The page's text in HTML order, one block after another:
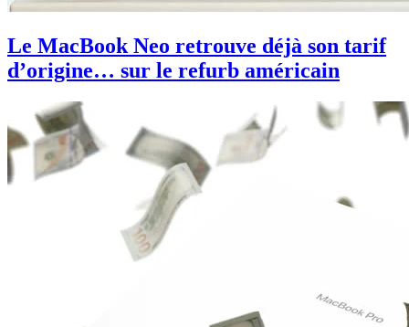
Le MacBook Neo retrouve déjà son tarif
d’origine… sur le refurb américain